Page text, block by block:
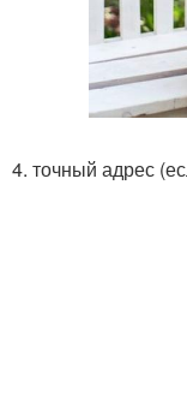
4. точный адрес